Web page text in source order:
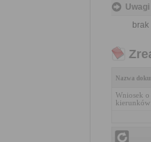
Uwagi
brak
Nazwa
Wniosek
kierunków